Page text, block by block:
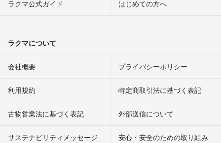
ラクマ公式ガイド はじめての方へ
ラクマについて
会社概要 プライバシーポリシー
利用規約 特定商取引法に基づく表記
古物営業法に基づく表記 外部送信について
サステナビリティメッセージ 安心・安全のための取り組み